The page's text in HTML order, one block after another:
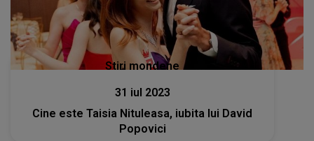
Stiri mondene
31 iul 2023
Cine este Taisia Nituleasa, iubita lui David
Popovici